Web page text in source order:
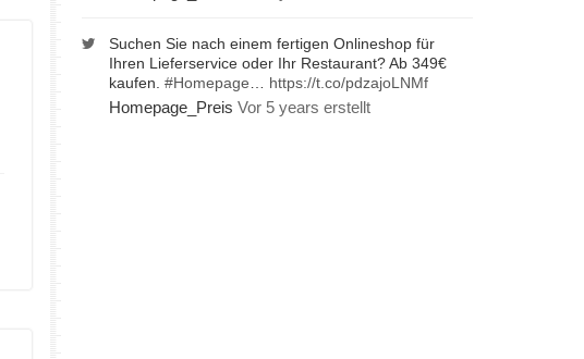
Suchen Sie nach einem fertigen Onlineshop für
Ihren Lieferservice oder Ihr Restaurant? Ab 349€
kaufen. #Homepage https://t.co/pdzajoLNMf
Homepage_Preis Vor 5 years erstellt